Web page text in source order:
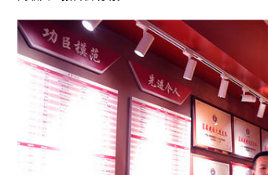
军的军徽？
(图)
的报道
枪介绍
应很巧妙